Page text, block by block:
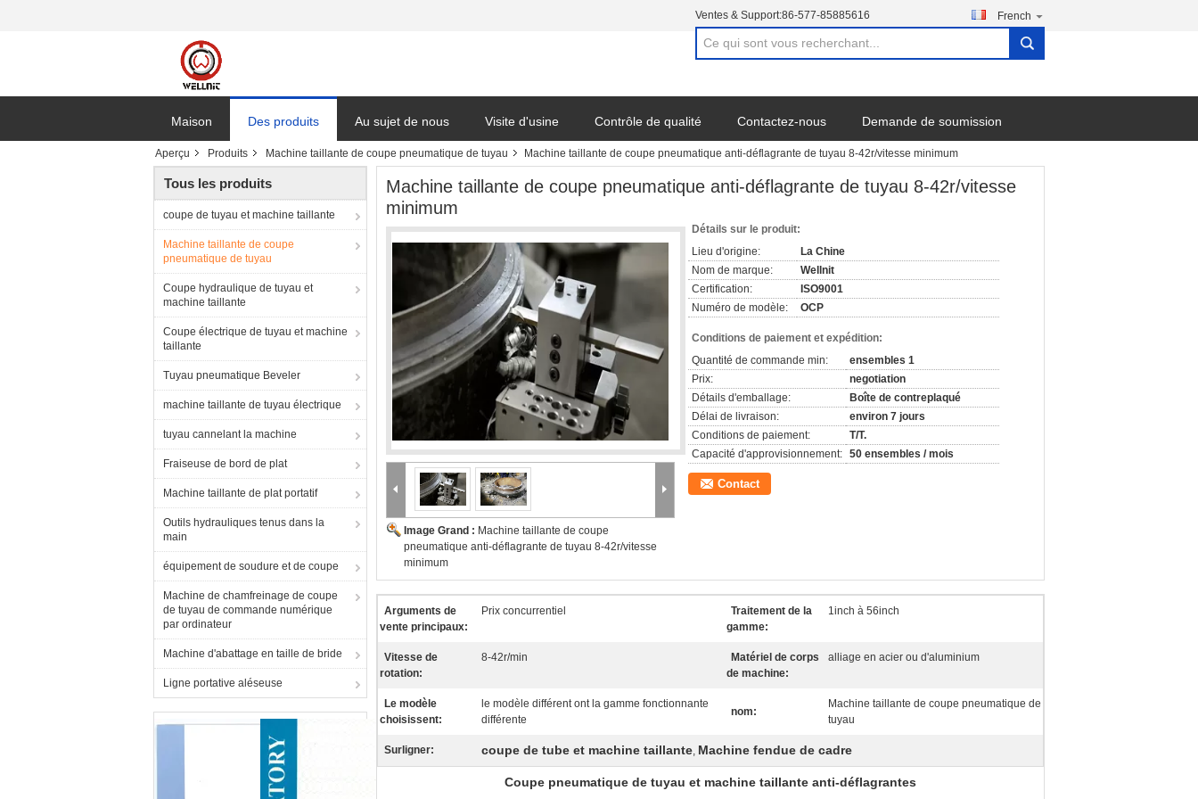
Ventes & Support:86-577-85885616 French
search
Maison Des produits Au sujet de nous Visite d'usine Contrôle de qualité Contactez-nous Demande de soumission
Aperçu Produits Machine taillante de coupe pneumatique de tuyau Machine taillante de coupe pneumatique anti-déflagrante de tuyau 8-42r/vitesse minimum
Tous les produits
coupe de tuyau et machine taillante
Machine taillante de coupe
pneumatique de tuyau
Coupe hydraulique de tuyau et
machine taillante
Coupe électrique de tuyau et machine
taillante
Tuyau pneumatique Beveler
machine taillante de tuyau électrique
tuyau cannelant la machine
Fraiseuse de bord de plat
Machine taillante de plat portatif
Outils hydrauliques tenus dans la
main
équipement de soudure et de coupe
Machine de chamfreinage de coupe
de tuyau de commande numérique
par ordinateur
Machine d'abattage en taille de bride
Ligne portative aléseuse
Machine taillante de coupe pneumatique anti-déflagrante de tuyau 8-42r/vitesse
minimum
Image Grand : Machine taillante de coupe
pneumatique anti-déflagrante de tuyau 8-42r/vitesse
minimum
Détails sur le produit:
Lieu d'origine:
La Chine
Nom de marque:
Wellnit
Certification:
ISO9001
Numéro de modèle:
OCP
Conditions de paiement et expédition:
Quantité de commande min:
ensembles 1
Prix:
negotiation
Détails d'emballage:
Boîte de contreplaqué
Délai de livraison:
environ 7 jours
Conditions de paiement:
T/T.
Capacité d'approvisionnement: 50 ensembles / mois
Contact
Arguments de
vente principaux:
Prix concurrentiel
Traitement de la
gamme:
1inch à 56inch
Vitesse de
rotation:
8-42r/min
Matériel de corps
de machine:
alliage en acier ou d'aluminium
Le modèle
choisissent:
le modèle différent ont la gamme fonctionnante
différente
nom:
Machine taillante de coupe pneumatique de
tuyau
Surligner: coupe de tube et machine taillante, Machine fendue de cadre
Coupe pneumatique de tuyau et machine taillante anti-déflagrantes